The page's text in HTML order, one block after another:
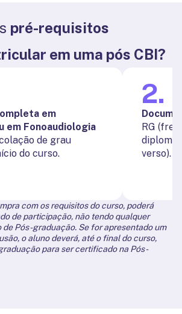
pré-requisitos
em uma pós CBI?
em
em Fonoaudiologia
de grau
do curso.
2.
RG
diploma
verso).
com os requisitos do curso, poderá
de participação, não tendo qualquer
Pós-graduação. Se for apresentado um
o aluno deverá, até o final do curso,
para ser certificado na Pós-